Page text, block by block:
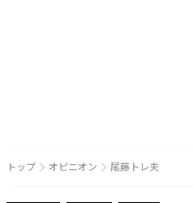
トップ オピニオン 尾藤トレ夫